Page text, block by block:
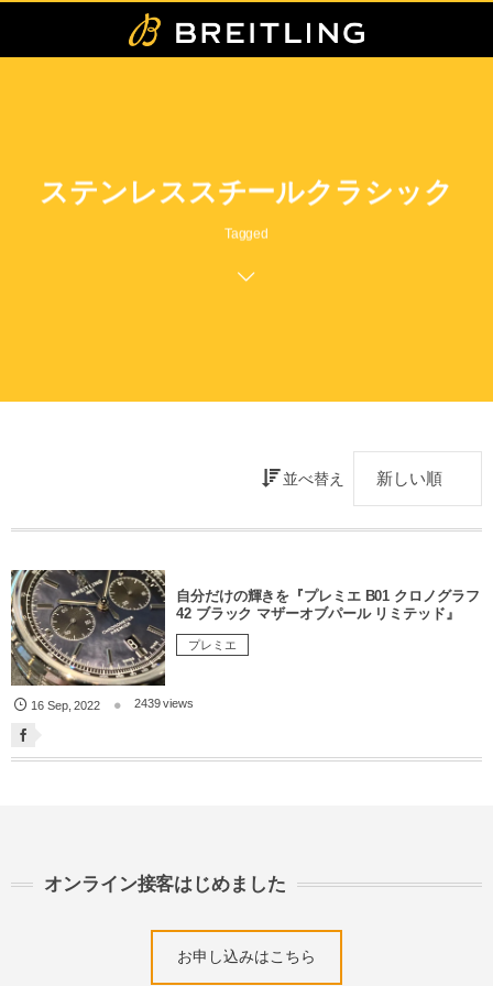
ステンレススチールクラシック
Tagged
並べ替え
自分だけの輝きを『プレミエ B01 クロノグラフ
42 ブラック マザーオブパール リミテッド』
プレミエ
16 Sep,2022 2439 views
オンライン接客はじめました
お申し込みはこちら